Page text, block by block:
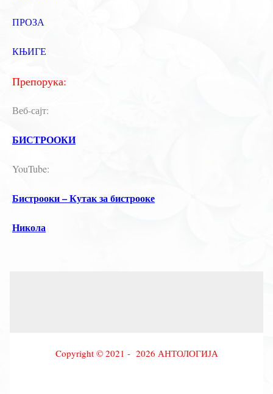
ПРОЗА
КЊИГЕ
Препорука:
Веб-сајт:
БИСТРООКИ
YouTube:
Бистрооки – Кутак за бистрооке
Никола
Copyright © 2021 - 2026 АНТОЛОГИЈА